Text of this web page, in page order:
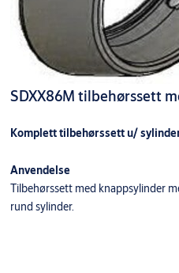
SDXX86M tilbehørssett
Komplett tilbehørssett u/
Anvendelse
Tilbehørssett med knappsylinder
rund sylinder.